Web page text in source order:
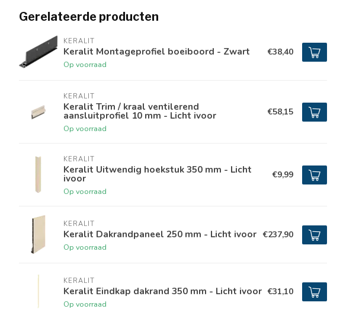
Gerelateerde producten
KERALIT
Keralit Montageprofiel boeiboord - Zwart
Op voorraad
€38,40
KERALIT
Keralit Trim / kraal ventilerend
aansluitprofiel 10 mm - Licht ivoor
Op voorraad
€58,15
KERALIT
Keralit Uitwendig hoekstuk 350 mm - Licht
ivoor
Op voorraad
€9,99
KERALIT
Keralit Dakrandpaneel 250 mm - Licht ivoor
Op voorraad
€237,90
KERALIT
Keralit Eindkap dakrand 350 mm - Licht ivoor
Op voorraad
€31,10